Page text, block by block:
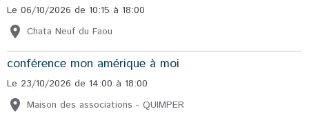
Le 06/10/2026 de 10:15 à 18:00
Chata Neuf du Faou
conférence mon amérique à moi
Le 23/10/2026 de 14:00 à 18:00
Maison des associations - QUIMPER